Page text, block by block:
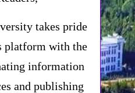
takes pride
platform with the
information
and publishing